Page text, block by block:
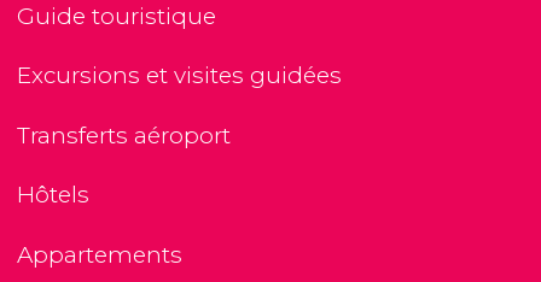
Guide touristique
Excursions et visites guidées
Transferts aéroport
Hôtels
Appartements